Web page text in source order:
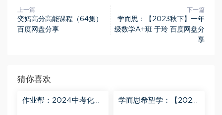
上一篇
奕妈高分高能课程（64集）
百度网盘分享
下一篇
学而思：【2023秋下】一年
级数学A+班 于玲 百度网盘分
享
猜你喜欢
作业帮：2024中考化学
学而思希望学：【2024